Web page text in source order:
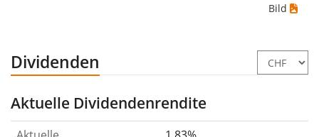
Bild
Dividenden
Aktuelle Dividendenrendite